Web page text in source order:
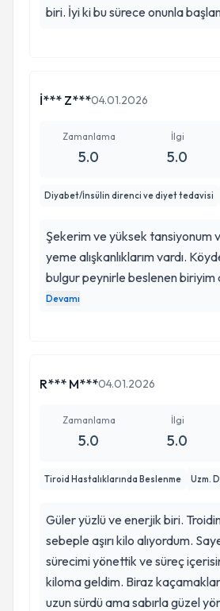
biri. İyi ki bu sürece onunla
İ*** Z***04.01.2026
Zamanlama
5.0
İlgi
5.0
Diyabet/İnsülin direnci ve diyet tedavisi
Şekerim ve yüksek tansiyonum
yeme alışkanlıklarım vardı.
bulgur peynirle beslenen biriyim
abartıyormuşuz merdivenlerde
zorlanıyordum. Artık daha iyi
Devamı
R*** M***04.01.2026
Zamanlama
5.0
İlgi
5.0
Tiroid Hastalıklarında Beslenme Uzm.
Güler yüzlü ve enerjik biri.
sebeple aşırı kilo alıyordum.
sürecimi yönettik ve süreç
kiloma geldim. Biraz
uzun sürdü ama sabırla güzel